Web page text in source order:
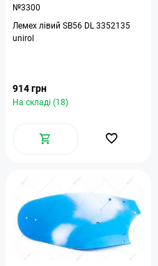
№3300
Лемех лівий SB56 DL 3352135
unirol
914 грн
На складі (18)